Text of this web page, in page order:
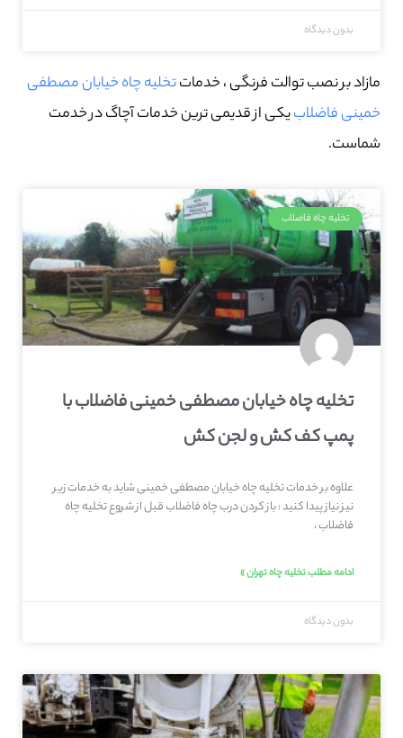
بدون دیدگاه
مازاد بر نصب توالت فرنگی ، خدماتتخلیه چاه خیابان مصطفی
خمینی فاضلابیکی از قدیمی ترین خدمات آچاگ در خدمت
شماست.
تخلیه چاه فاضلاب
تخلیه چاه خیابان مصطفی خمینی فاضلاب با
پمپ کف کش و لجن کش
علاوه بر خدمات تخلیه چاه خیابان مصطفی خمینی شاید به خدمات زیر
نیز نیاز پیدا کنید : باز کردن درب چاه فاضلاب قبل از شروع تخلیه چاه
فاضلاب ،
ادامه مطلب تخلیه چاه تهران »
بدون دیدگاه